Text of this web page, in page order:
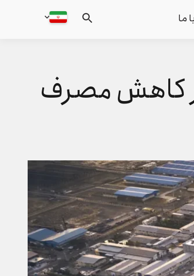
ما
در کاهش مصرف